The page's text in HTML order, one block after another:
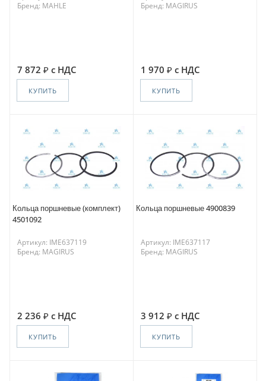
Бренд: MAHLE
7 872 с НДС
КУПИТЬ
Бренд: MAGIRUS
1 970 с НДС
КУПИТЬ
Кольца поршневые (комплект)
4501092
Артикул: IME637119
Бренд: MAGIRUS
2 236 с НДС
КУПИТЬ
Кольца поршневые 4900839
Артикул: IME637117
Бренд: MAGIRUS
3 912 с НДС
КУПИТЬ